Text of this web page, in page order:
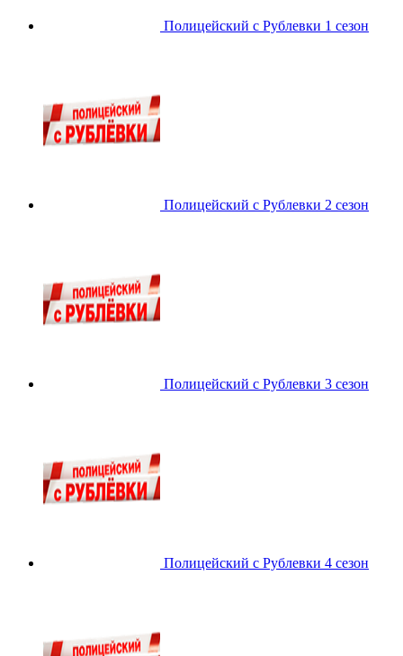
Полицейский с Рублевки 1 сезон
Полицейский с Рублевки 2 сезон
Полицейский с Рублевки 3 сезон
Полицейский с Рублевки 4 сезон